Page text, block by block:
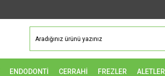
ENDODONTİ CERRAHİ FREZLER ALETLER